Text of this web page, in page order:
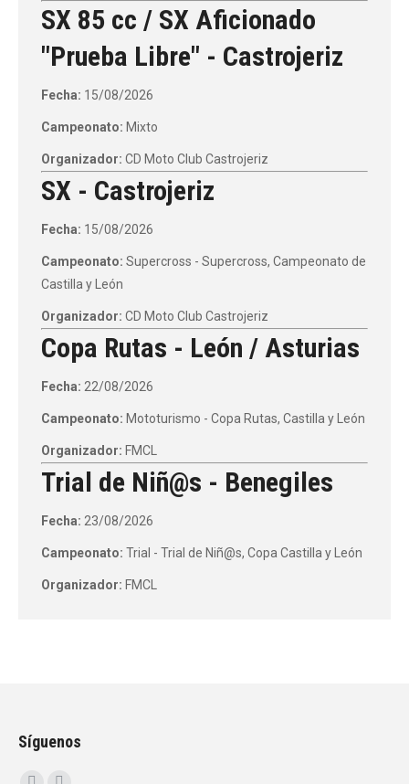
SX 85 cc / SX Aficionado
"Prueba Libre" - Castrojeriz
Fecha: 15/08/2026
Campeonato: Mixto
Organizador: CD Moto Club Castrojeriz
SX - Castrojeriz
Fecha: 15/08/2026
Campeonato: Supercross - Supercross, Campeonato de
Castilla y León
Organizador: CD Moto Club Castrojeriz
Copa Rutas - León / Asturias
Fecha: 22/08/2026
Campeonato: Mototurismo - Copa Rutas, Castilla y León
Organizador: FMCL
Trial de Niñ@s - Benegiles
Fecha: 23/08/2026
Campeonato: Trial - Trial de Niñ@s, Copa Castilla y León
Organizador: FMCL
Síguenos
Encuéntranos en: